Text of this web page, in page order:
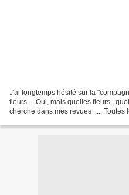
J'ai longtemps hésité sur la
fleurs ....Oui, mais quelles fleurs ,
cherche dans mes revues .....